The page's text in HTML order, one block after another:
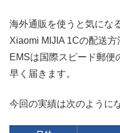
海外通販を使うと気にな
Xiaomi MIJIA 1Cの配送方
EMSは国際スピード郵便
早く届きます。
今回の実績は次のように